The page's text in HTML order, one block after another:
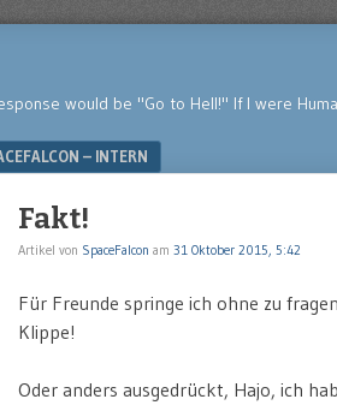
would be "Go to Hell!" If I were
– INTERN
Fakt!
Artikel von SpaceFalcon am 31 Oktober 2015, 5:42
Für Freunde springe ich ohne zu
Klippe!
Oder anders ausgedrückt, Hajo, ich